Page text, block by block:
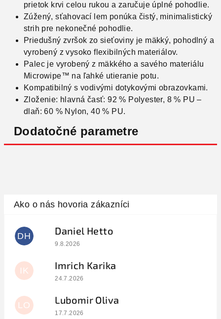
prietok krvi celou rukou a zaručuje úplné pohodlie.
Zúžený, sťahovací lem ponúka čistý, minimalistický
strih pre nekonečné pohodlie.
Priedušný zvršok zo sieťoviny je mäkký, pohodlný a
vyrobený z vysoko flexibilných materiálov.
Palec je vyrobený z mäkkého a savého materiálu
Microwipe™ na ľahké utieranie potu.
Kompatibilný s vodivými dotykovými obrazovkami.
Zloženie: hlavná časť: 92 % Polyester, 8 % PU –
dlaň: 60 % Nylon, 40 % PU.
Dodatočné parametre
DH Daniel Hetto
Hodnotenie obchodu je 5 z 5 hviezdičiek.
9.8.2026
IK Imrich Karika
Hodnotenie obchodu je 5 z 5 hviezdičiek.
24.7.2026
LO Lubomir Oliva
Hodnotenie obchodu je 5 z 5 hviezdičiek.
17.7.2026